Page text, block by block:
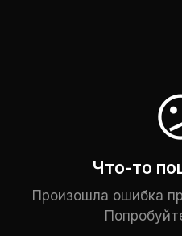
Что-то
Произошла ошибка